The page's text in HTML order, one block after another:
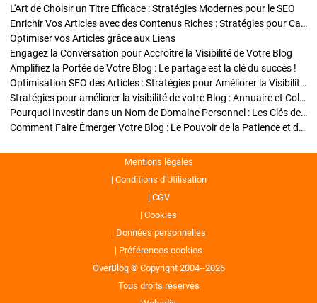
L'Art de Choisir un Titre Efficace : Stratégies Modernes pour le SEO
Enrichir Vos Articles avec des Contenus Riches : Stratégies pour Captiver et Optimiser
Optimiser vos Articles grâce aux Liens
Engagez la Conversation pour Accroître la Visibilité de Votre Blog
Amplifiez la Portée de Votre Blog : Le partage est la clé du succès !
Optimisation SEO des Articles : Stratégies pour Améliorer la Visibilité de Votre Blog
Stratégies pour améliorer la visibilité de votre Blog : Annuaire et Collaborations
Pourquoi Investir dans un Nom de Domaine Personnel : Les Clés de la Réussite de Votre Blog
Comment Faire Émerger Votre Blog : Le Pouvoir de la Patience et de la Persévérance
Mentions légales
Conditions d’Utilisation
CGV
Cookies
Données personnelles
Préférences cookies
OverBlog © Copyright 2004--2026
Tous droits réservés